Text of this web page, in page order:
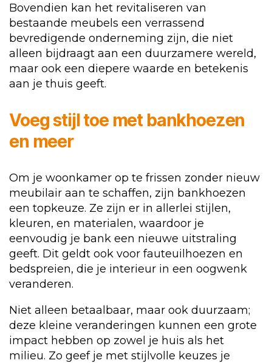
Bovendien kan het revitaliseren van
bestaande meubels een verrassend
bevredigende onderneming zijn, die niet
alleen bijdraagt aan een duurzamere wereld,
maar ook een diepere waarde en betekenis
aan je thuis geeft.
Voeg stijl toe met bankhoezen
en meer
Om je woonkamer op te frissen zonder nieuw
meubilair aan te schaffen, zijn bankhoezen
een topkeuze. Ze zijn er in allerlei stijlen,
kleuren, en materialen, waardoor je
eenvoudig je bank een nieuwe uitstraling
geeft. Dit geldt ook voor fauteuilhoezen en
bedspreien, die je interieur in een oogwenk
veranderen.
Niet alleen betaalbaar, maar ook duurzaam;
deze kleine veranderingen kunnen een grote
impact hebben op zowel je huis als het
milieu. Zo geef je met stijlvolle keuzes je